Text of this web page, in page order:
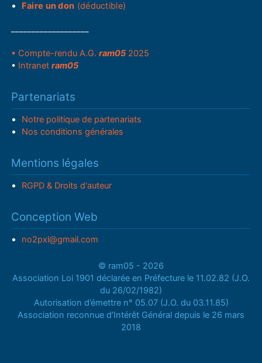
Faire un don (déductible)
• Compte-rendu A.G.ram05 2025
• Intranetram05
Partenariats
Notre politique de partenariats
Nos conditions générales
Mentions légales
RGPD & Droits d'auteur
Conception Web
no2pxl@gmail.com
© ram05 - 2026
Association Loi 1901 déclarée en Préfecture le 11.02.82 (J.O.
du 26/02/1982)
Autorisation d’émettre n° 05.07 (J.O. du 03.11.85)
Association reconnue d’Intérêt Général depuis le 26 mars
2018